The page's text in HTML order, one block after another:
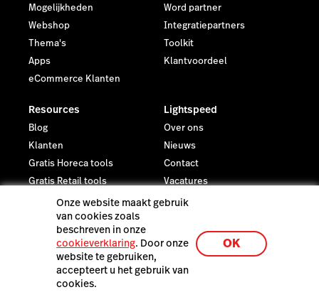
Mogelijkheden
Webshop
Thema's
Apps
eCommerce Klanten
Word partner
Integratiepartners
Toolkit
Klantvoordeel
Resources
Blog
Klanten
Gratis Horeca tools
Gratis Retail tools
Webinars & Events
Lightspeed
Over ons
Nieuws
Contact
Vacatures
Investeerdersrelaties
Privacy & Veiligheid
Laatste resources
De Lightspeed Restaurant
Onze website maakt gebruik
van cookies zoals
beschreven in onze
cookieverklaring. Door onze
website te gebruiken,
accepteert u het gebruik van
cookies.
OK